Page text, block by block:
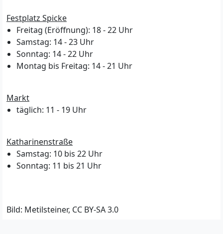
Festplatz Spicke
Freitag (Eröffnung): 18 - 22 Uhr
Samstag: 14 - 23 Uhr
Sonntag: 14 - 22 Uhr
Montag bis Freitag: 14 - 21 Uhr
Markt
täglich: 11 - 19 Uhr
Katharinenstraße
Samstag: 10 bis 22 Uhr
Sonntag: 11 bis 21 Uhr
Bild: Metilsteiner, CC BY-SA 3.0